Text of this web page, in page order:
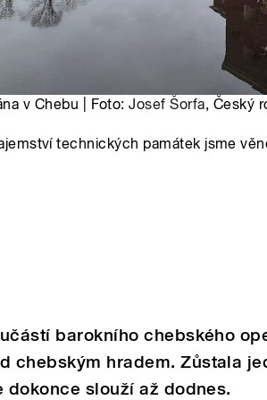
v Chebu | Foto:Josef Šorfa, Český
technických památek jsme
barokního chebského
chebským hradem. Zůstala
dokonce slouží až dodnes.